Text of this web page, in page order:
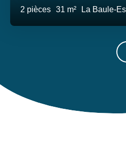
2 pièces 31 m² La Baule-